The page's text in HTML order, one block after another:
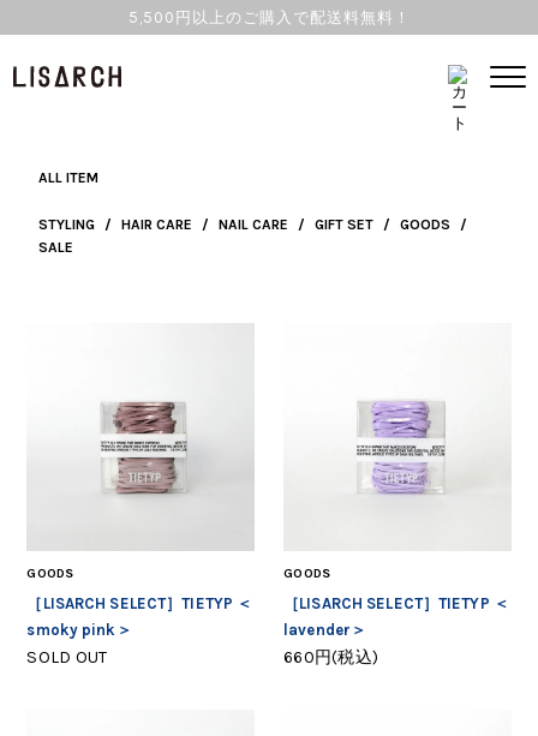
ALL ITEM
STYLING / HAIR CARE / NAIL CARE / GIFT SET / GOODS
/
SALE
GOODS
［LISARCH SELECT］TIETYP ＜
smoky pink＞
SOLD OUT
GOODS
［LISARCH SELECT］TIETYP ＜
lavender＞
660円(税込)
5,500円以上のご購入で配送料無料！